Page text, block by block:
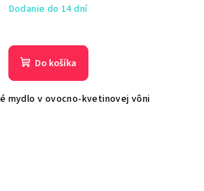
Dodanie do 14 dní
Do košíka
mydlo v ovocno-kvetinovej vôni